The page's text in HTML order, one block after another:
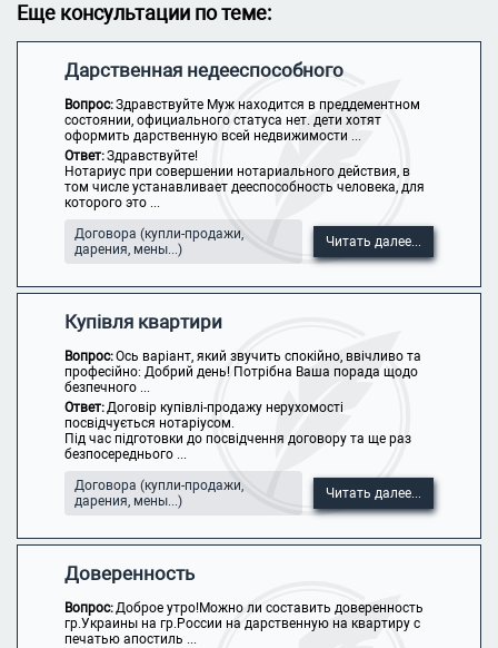
Еще консультации по теме:
Дарственная недееспособного
Вопрос:Здравствуйте Муж находится в преддементном
состоянии, официального статуса нет. дети хотят
оформить дарственную всей недвижимости ...
Ответ:Здравствуйте!
Нотариус при совершении нотариального действия, в
том числе устанавливает дееспособность человека, для
которого это ...
Договора (купли-продажи,
дарения, мены...)
Читать далее...
Купівля квартири
Вопрос:Ось варіант, який звучить спокійно, ввічливо та
професійно: Добрий день! Потрібна Ваша порада щодо
безпечного ...
Ответ:Договір купівлі-продажу нерухомості
посвідчується нотаріусом.
Під час підготовки до посвідчення договору та ще раз
безпосереднього ...
Договора (купли-продажи,
дарения, мены...)
Читать далее...
Доверенность
Вопрос:Доброе утро!Можно ли составить доверенность
гр.Украины на гр.России на дарственную на квартиру с
печатью апостиль ...